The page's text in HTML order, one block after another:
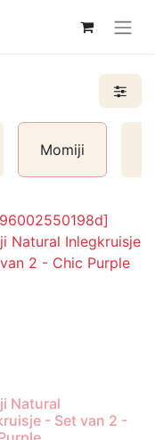
Momiji
Natural
- Set van 2 -